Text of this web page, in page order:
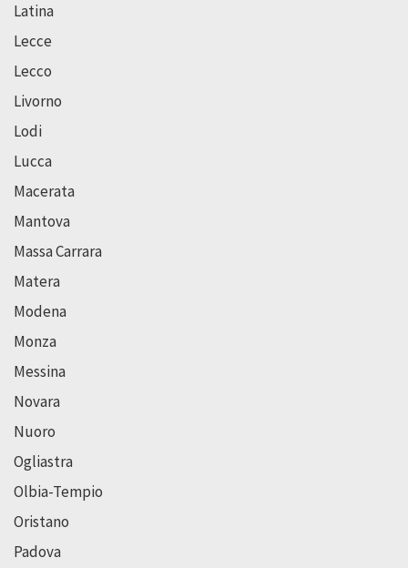
Latina
Lecce
Lecco
Livorno
Lodi
Lucca
Macerata
Mantova
Massa Carrara
Matera
Modena
Monza
Messina
Novara
Nuoro
Ogliastra
Olbia-Tempio
Oristano
Padova